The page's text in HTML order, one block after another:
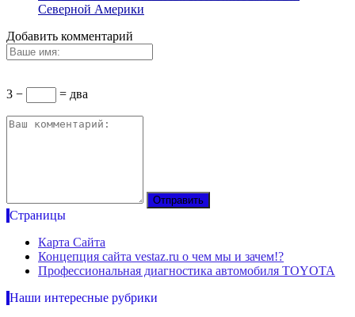
Северной Америки
Добавить комментарий
3 − = два
Страницы
Карта Сайта
Концепция сайта vestaz.ru о чем мы и зачем!?
Профессиональная диагностика автомобиля TOYOTA
Наши интересные рубрики